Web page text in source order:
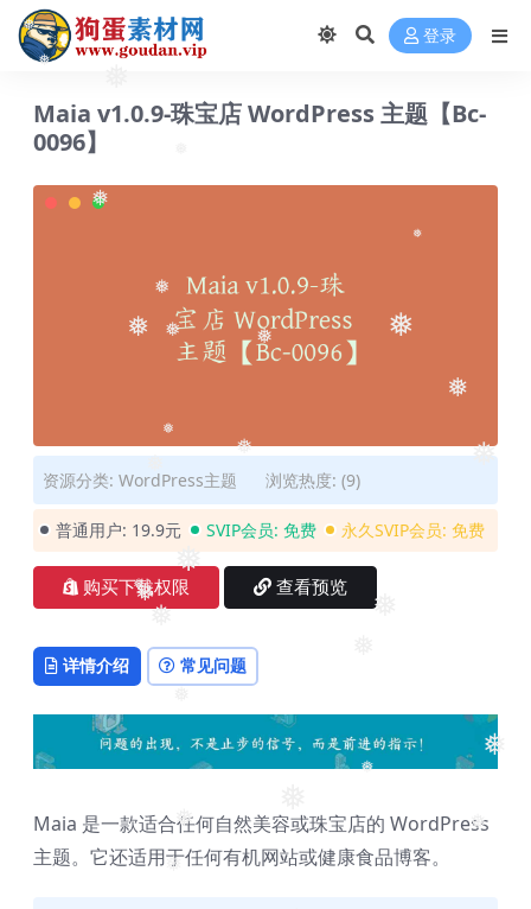
❅
❅
❅
❅
❅
❅
❅
❅
❅
❅
❅
❅
❅
❅
❅
❅
❅
❅
❅
❅ 登录
Maia v1.0.9-珠宝店 WordPress 主题【Bc-
0096】
资源分类: WordPress主题 浏览热度: (9)
普通用户: 19.9元 SVIP会员: 免费 永久SVIP会员: 免费
购买下载权限 查看预览
详情介绍 常见问题
Maia 是一款适合任何自然美容或珠宝店的 WordPress
主题。它还适用于任何有机网站或健康食品博客。